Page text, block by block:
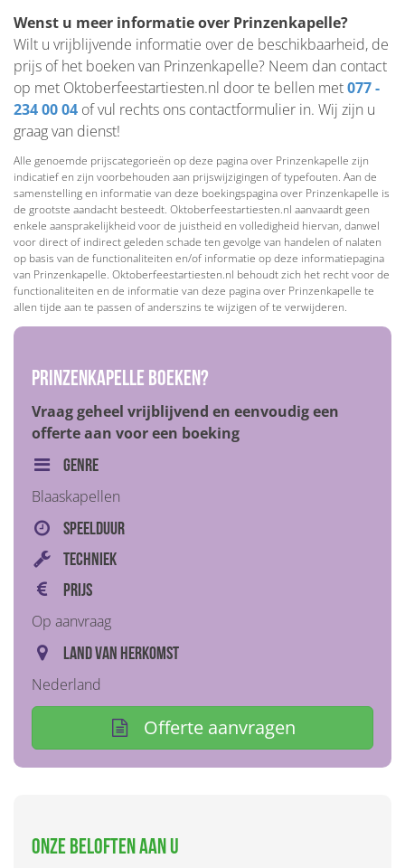
Wenst u meer informatie over Prinzenkapelle?
Wilt u vrijblijvende informatie over de beschikbaarheid, de
prijs of het boeken van Prinzenkapelle? Neem dan contact
op met Oktoberfeestartiesten.nl door te bellen met077 -
234 00 04 of vul rechts ons contactformulier in. Wij zijn u
graag van dienst!
Alle genoemde prijscategorieën op deze pagina over Prinzenkapelle zijn
indicatief en zijn voorbehouden aan prijswijzigingen of typefouten. Aan de
samenstelling en informatie van deze boekingspagina over Prinzenkapelle is
de grootste aandacht besteedt. Oktoberfeestartiesten.nl aanvaardt geen
enkele aansprakelijkheid voor de juistheid en volledigheid hiervan, danwel
voor direct of indirect geleden schade ten gevolge van handelen of nalaten
op basis van de functionaliteiten en/of informatie op deze informatiepagina
van Prinzenkapelle. Oktoberfeestartiesten.nl behoudt zich het recht voor de
functionaliteiten en de informatie van deze pagina over Prinzenkapelle te
allen tijde aan te passen of anderszins te wijzigen of te verwijderen.
Prinzenkapelle boeken?
Vraag geheel vrijblijvend en eenvoudig een
offerte aan voor een boeking
Genre
Blaaskapellen
Speelduur
Techniek
Prijs
Op aanvraag
Land van herkomst
Nederland
Offerte aanvragen
Onze beloften aan u